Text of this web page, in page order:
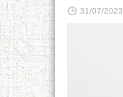
31/07/2023